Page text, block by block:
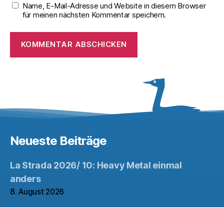
Name, E-Mail-Adresse und Website in diesem Browser
für meinen nächsten Kommentar speichern.
Neueste Beiträge
La Strada 2026/ 10: Heavy Metal einmal
anders
8. August 2026